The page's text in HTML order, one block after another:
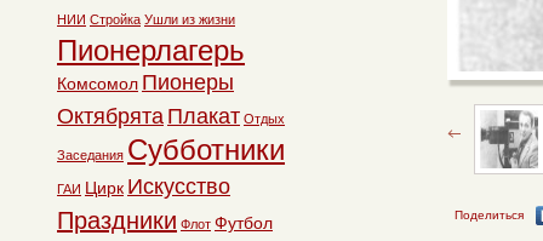
Поделиться
НИИ Стройка Ушли из жизни
Пионерлагерь
Комсомол Пионеры
Октябрята Плакат Отдых
Заседания Субботники
ГАИ Цирк Искусство
Праздники Флот Футбол